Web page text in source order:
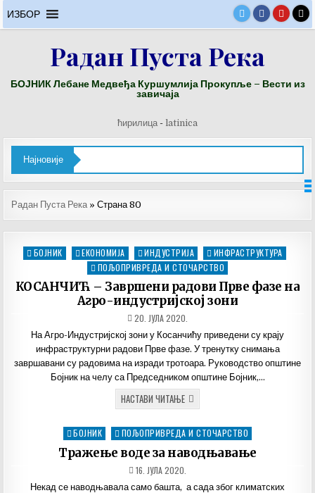
to
ИЗБОР
Радан Пуста Река
БОЈНИК Лебане Медвеђа Куршумлија Прокупље – Вести из
завичаја
ћирилица - latinica
Најновије
Радан Пуста Река»Страна 80
Posted
БОЈНИК ЕКОНОМИЈА ИНДУСТРИЈА
ИНФРАСТРУКТУРА
ПОЉОПРИВРЕДА И СТОЧАРСТВО
КОСАНЧИЋ – Завршени радови Прве фазе на
Агро-индустријској зони
ДАТУМ
ОБЈАВЉИВАЊА:
20. ЈУЛА 2020.
На Агро-Индустријској зони у Косанчићу приведени су крају
инфраструктурни радови Прве фазе. У тренутку снимања
завршавани су радовима на изради тротоара. Руководство општине
Бојник на челу са Председником општине Бојник,…
НАСТАВИ ЧИТАЊЕКОСАНЧИЋ
–
РАДОВИ
ПРВЕ
ФАЗЕ
НА
АГРО-
ИНДУСТРИЈСКОЈ
Posted
in
БОЈНИК ПОЉОПРИВРЕДА И СТОЧАРСТВО
Тражење воде за наводњавање
ДАТУМ
ОБЈАВЉИВАЊА:
16. ЈУЛА 2020.
Некад се наводњавала само башта, а сада због климатских